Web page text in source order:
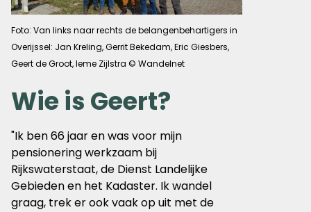
Foto: Van links naar rechts de belangenbehartigers in
Overijssel: Jan Kreling, Gerrit Bekedam, Eric Giesbers,
Geert de Groot, Ieme Zijlstra © Wandelnet
Wie is Geert?
"Ik ben 66 jaar en was voor mijn
pensionering werkzaam bij
Rijkswaterstaat, de Dienst Landelijke
Gebieden en het Kadaster. Ik wandel
graag, trek er ook vaak op uit met de